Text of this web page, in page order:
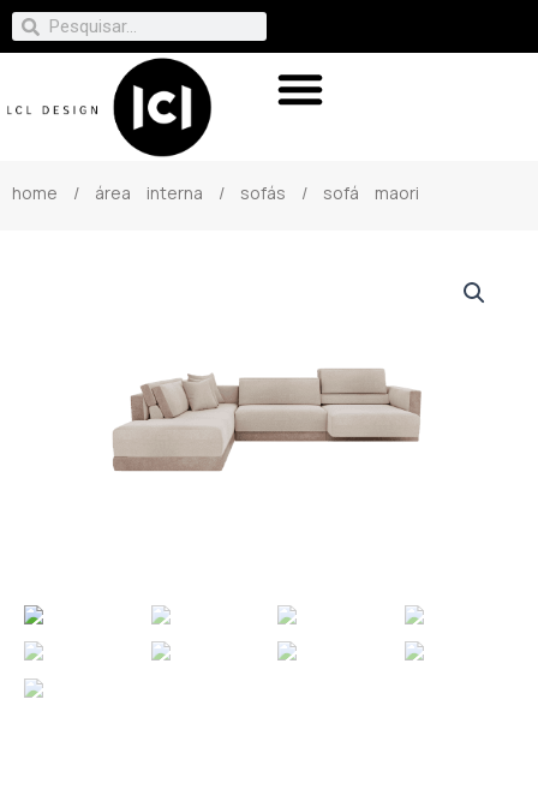
home / área interna / sofás / sofá maori